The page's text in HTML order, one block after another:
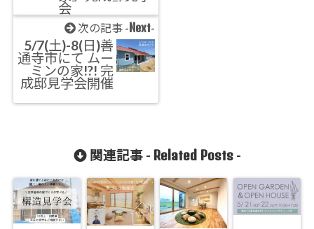
会
次の記事 - Next-
5/7(土)-8(日)善
通寺市にて ムー
ミンの家!?! 完
成邸見学会開催
関連記事 - Related Posts-